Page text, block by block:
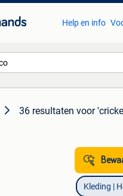
Help en info
36 resultaten voor
Kleding |